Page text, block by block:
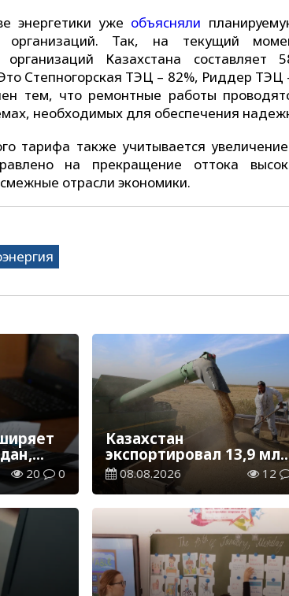
энергетики уже объясняли
организаций. Так, на текущий
организаций Казахстана
Степногорская ТЭЦ – 82%, Риддер
тем, что ремонтные работы
необходимых для обеспечения
тарифа также учитывается
на прекращение оттока
отрасли экономики.
новые
20 0
Казахстан
экспортировал 13,9
тонн зерна и муки в
зерновом эквиваленте
08.08.2026 12